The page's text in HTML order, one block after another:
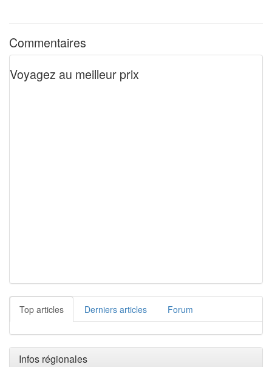
Commentaires
Voyagez au meilleur prix
Top articles Derniers articles Forum
Infos régionales